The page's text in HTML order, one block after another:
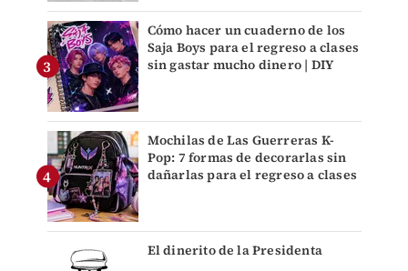
Cómo hacer un cuaderno de los
Saja Boys para el regreso a clases
sin gastar mucho dinero | DIY
Mochilas de Las Guerreras K-
Pop: 7 formas de decorarlas sin
dañarlas para el regreso a clases
El dinerito de la Presidenta